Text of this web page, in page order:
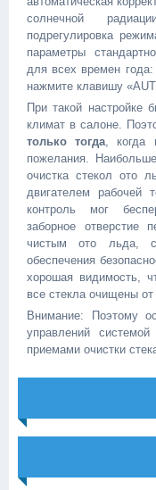
солнечной
подрегулировка
параметры
для всех времен года:
нажмите клавишу
При такой настройке
климат в салоне.
только тогда, когда
пожелания.
очистка стекол ото
двигателем рабочей
контроль мог
заборное отверстие
чистым ото льда,
обеспечения
хорошая видимость,
все стекла очищены от
Внимание: Поэтому
управлений
приемами очистки